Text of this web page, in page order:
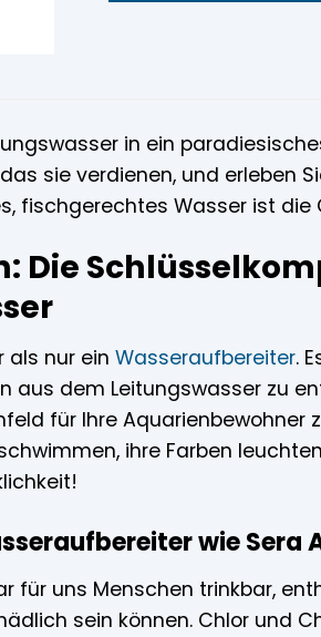
in ein
sie verdienen, und erleben
fischgerechtes Wasser ist
Die
als nur ein Wasseraufbereiter.
aus dem Leitungswasser zu
für Ihre Aquarienbewohner
ihre Farben
wie Sera
für uns Menschen trinkbar,
sein können. Chlor und